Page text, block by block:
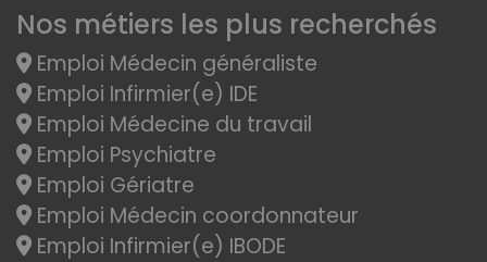
Nos métiers les plus recherchés
Emploi Médecin généraliste
Emploi Infirmier(e) IDE
Emploi Médecine du travail
Emploi Psychiatre
Emploi Gériatre
Emploi Médecin coordonnateur
Emploi Infirmier(e) IBODE